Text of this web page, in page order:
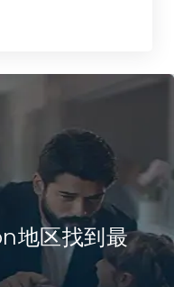
地区找到最